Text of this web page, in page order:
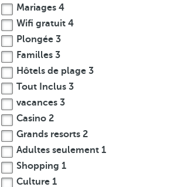
Mariages 4
Wifi gratuit 4
Plongée 3
Familles 3
Hôtels de plage 3
Tout Inclus 3
vacances 3
Casino 2
Grands resorts 2
Adultes seulement 1
Shopping 1
Culture 1
c
e
n
t
r
a
t
i
o
n
u